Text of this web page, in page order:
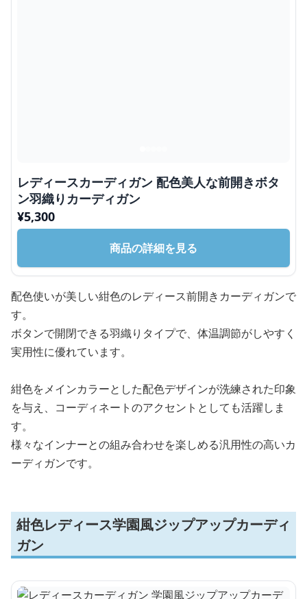
レディースカーディガン 配色美人な前開きボタ
ン羽織りカーディガン
¥5,300
商品の詳細を見る
配色使いが美しい紺色のレディース前開きカーディガンで
す。
ボタンで開閉できる羽織りタイプで、体温調節がしやすく
実用性に優れています。
紺色をメインカラーとした配色デザインが洗練された印象
を与え、コーディネートのアクセントとしても活躍しま
す。
様々なインナーとの組み合わせを楽しめる汎用性の高いカ
ーディガンです。
紺色レディース学園風ジップアップカーディ
ガン